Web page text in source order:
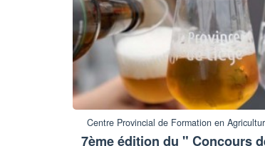
Centre Provincial de Formation en
7ème édition du " Concours